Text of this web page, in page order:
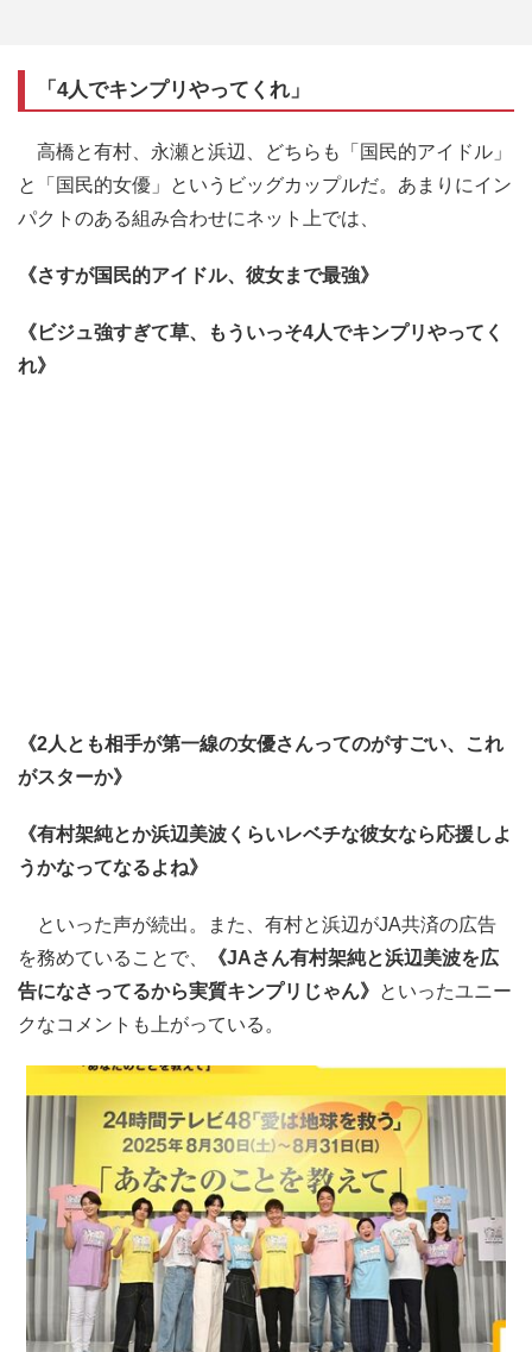
「4人でキンプリやってくれ」
高橋と有村、永瀬と浜辺、どちらも「国民的アイドル」
と「国民的女優」というビッグカップルだ。あまりにイン
パクトのある組み合わせにネット上では、
《さすが国民的アイドル、彼女まで最強》
《ビジュ強すぎて草、もういっそ4人でキンプリやってく
れ》
《2人とも相手が第一線の女優さんってのがすごい、これ
がスターか》
《有村架純とか浜辺美波くらいレベチな彼女なら応援しよ
うかなってなるよね》
といった声が続出。また、有村と浜辺がJA共済の広告
を務めていることで、
《JAさん有村架純と浜辺美波を広
告になさってるから実質キンプリじゃん》 といったユニー
クなコメントも上がっている。